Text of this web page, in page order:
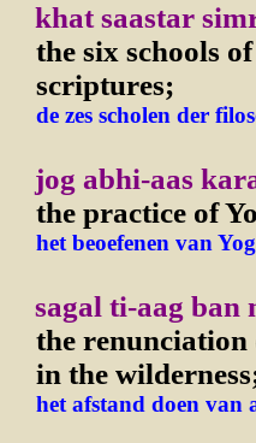
khat saastar
the six schools
scriptures;
de zes scholen der
jog abhi-aas
the practice of
het beoefenen van
sagal ti-aag ban
the
in the
het afstand doen van